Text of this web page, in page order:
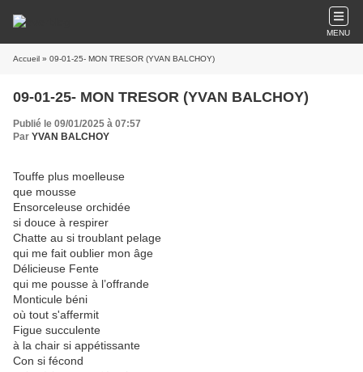
MENU
Accueil » 09-01-25- MON TRESOR (YVAN BALCHOY)
09-01-25- MON TRESOR (YVAN BALCHOY)
Publié le 09/01/2025 à 07:57
Par YVAN BALCHOY
Touffe plus moelleuse
que mousse
Ensorceleuse orchidée
si douce à respirer
Chatte au si troublant pelage
qui me fait oublier mon âge
Délicieuse Fente
qui me pousse à l’offrande
Monticule béni
où tout s'affermit
Figue succulente
à la chair si appétissante
Con si fécond